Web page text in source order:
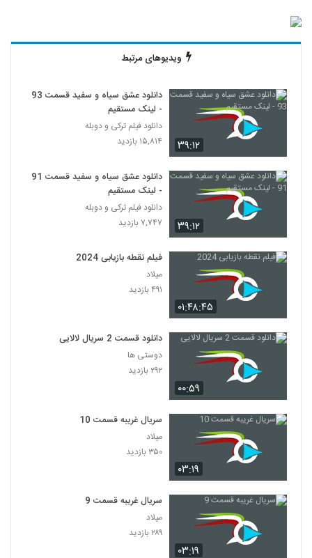
ویدیوهای مرتبط
۳۹:۱۲
دانلود عشق سیاه و سفید قسمت 93
- لینک مستقیم
دانلود فیلم ترکی و دوبله
۱۵,۸۱۴ بازدید
۳۹:۱۲
دانلود عشق سیاه و سفید قسمت 91
- لینک مستقیم
دانلود فیلم ترکی و دوبله
۷,۷۴۷ بازدید
۰۱:۴۸:۴۵
فیلم نقطه بازیابی 2024
میلاد
۴۹۱ بازدید
۰۰:۵۹
دانلود قسمت 2 سریال لالایی
دوستی ها
۲۹۲ بازدید
۰۳:۱۹
سریال غریبه قسمت 10
میلاد
۳۵۰ بازدید
۰۳:۱۹
سریال غریبه قسمت 9
میلاد
۲۸۹ بازدید